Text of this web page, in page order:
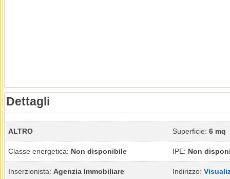
Dettagli
ALTRO Superficie: 6 mq
Classe energetica: Non disponibile IPE: Non
Inserzionista: Agenzia Immobiliare Indirizzo: